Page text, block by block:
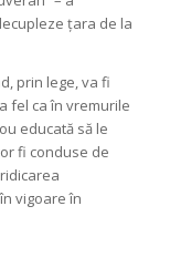
țara de la
prin lege, va fi
fel ca în vremurile
educată să le
fi conduse de
vigoare în